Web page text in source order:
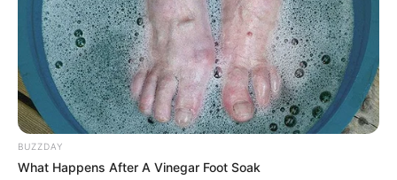
Dopeman úgy látja, hogy a Tisza Párt politikája
túlzottan az európai uniós elvárásokhoz igazodna,
miközben ennek árát szerinte a magyar emberekkel
fizettetnék meg. Állítása szerint egy ilyen irány
rengeteg új adót és megszorítást hozhatna
BUZZDAY
What Happens After A Vinegar Foot Soak